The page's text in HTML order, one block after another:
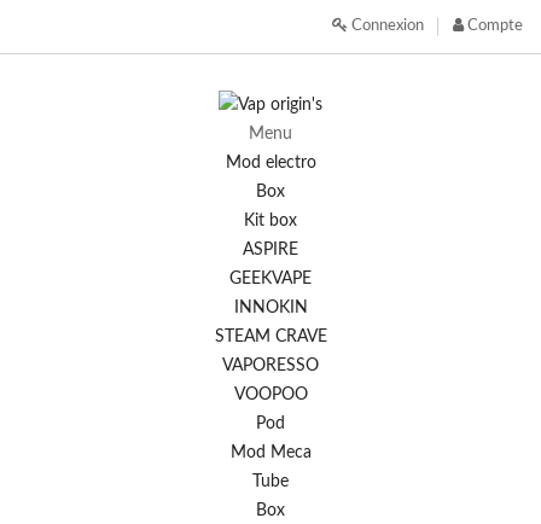
Compte
Connexion
Menu
Mod electro
Box
Kit box
ASPIRE
GEEKVAPE
INNOKIN
STEAM CRAVE
VAPORESSO
VOOPOO
Pod
Mod Meca
Tube
Box